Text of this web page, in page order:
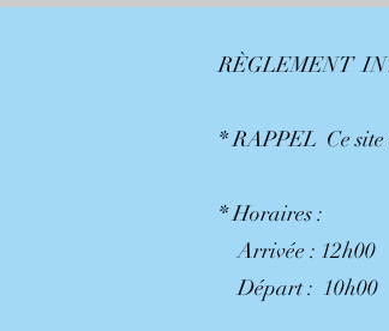
RÈGLEMENT
* RAPPEL Ce
* Horaires :
Arrivée : 12h00
Départ : 10h00